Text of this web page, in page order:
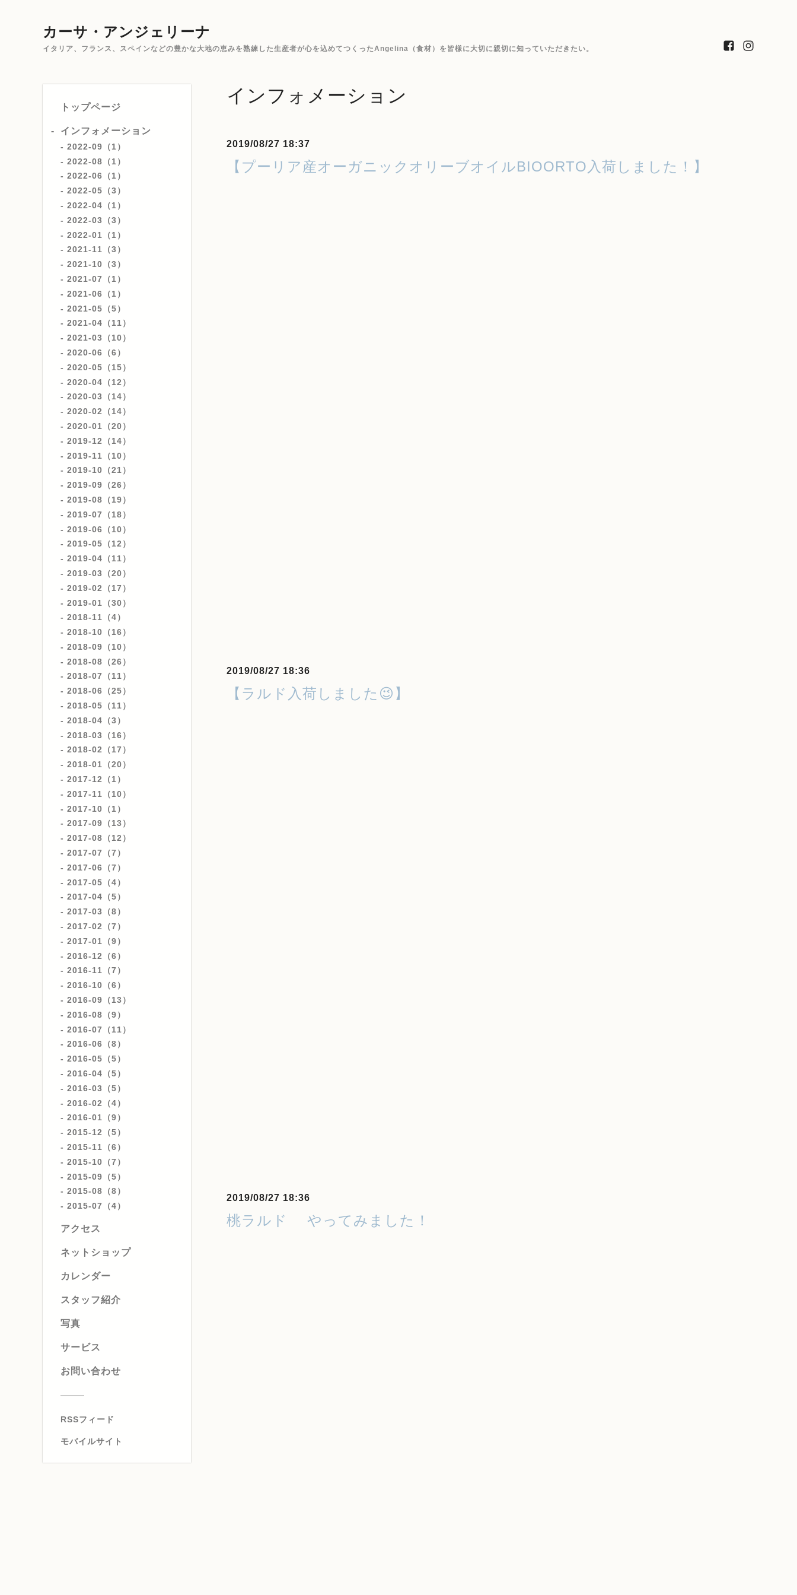
カーサ・アンジェリーナ
イタリア、フランス、スペインなどの豊かな大地の恵みを熟練した生産者が心を込めてつくったAngelina（食材）を皆様に大切に親切に知っていただきたい。
トップページ
インフォメーション
2022-09（1）
2022-08（1）
2022-06（1）
2022-05（3）
2022-04（1）
2022-03（3）
2022-01（1）
2021-11（3）
2021-10（3）
2021-07（1）
2021-06（1）
2021-05（5）
2021-04（11）
2021-03（10）
2020-06（6）
2020-05（15）
2020-04（12）
2020-03（14）
2020-02（14）
2020-01（20）
2019-12（14）
2019-11（10）
2019-10（21）
2019-09（26）
2019-08（19）
2019-07（18）
2019-06（10）
2019-05（12）
2019-04（11）
2019-03（20）
2019-02（17）
2019-01（30）
2018-11（4）
2018-10（16）
2018-09（10）
2018-08（26）
2018-07（11）
2018-06（25）
2018-05（11）
2018-04（3）
2018-03（16）
2018-02（17）
2018-01（20）
2017-12（1）
2017-11（10）
2017-10（1）
2017-09（13）
2017-08（12）
2017-07（7）
2017-06（7）
2017-05（4）
2017-04（5）
2017-03（8）
2017-02（7）
2017-01（9）
2016-12（6）
2016-11（7）
2016-10（6）
2016-09（13）
2016-08（9）
2016-07（11）
2016-06（8）
2016-05（5）
2016-04（5）
2016-03（5）
2016-02（4）
2016-01（9）
2015-12（5）
2015-11（6）
2015-10（7）
2015-09（5）
2015-08（8）
2015-07（4）
アクセス
ネットショップ
カレンダー
スタッフ紹介
写真
サービス
お問い合わせ
RSSフィード
モバイルサイト
インフォメーション
2019/08/27 18:37
【プーリア産オーガニックオリーブオイルBIOORTO入荷しました！】
2019/08/27 18:36
【ラルド入荷しました😉】
2019/08/27 18:36
桃ラルド やってみました！